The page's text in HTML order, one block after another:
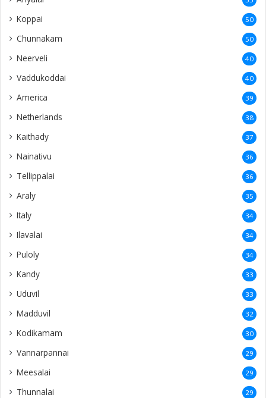
Koppai 50
Chunnakam 50
Neerveli 40
Vaddukoddai 40
America 39
Netherlands 38
Kaithady 37
Nainativu 36
Tellippalai 36
Araly 35
Italy 34
Ilavalai 34
Puloly 34
Kandy 33
Uduvil 33
Madduvil 32
Kodikamam 30
Vannarpannai 29
Meesalai 29
Thunnalai 29